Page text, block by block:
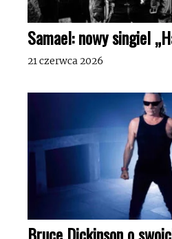
Samael: nowy singiel
21 czerwca 2026
Bruce Dickinson o